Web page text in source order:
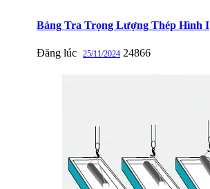
Bảng Tra Trọng Lượng Thép Hình I
Đăng lúc 25/11/2024 24866